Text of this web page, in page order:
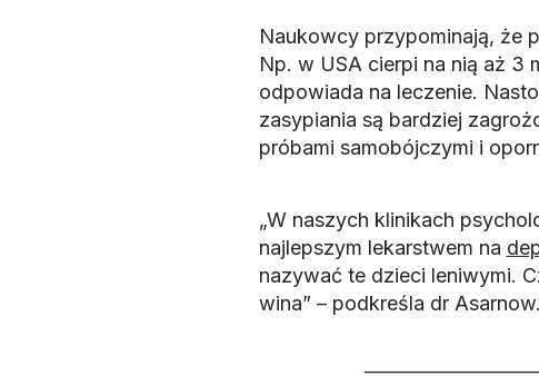
Naukowcy przypominają, że
Np. w USA cierpi na nią aż 3
odpowiada na leczenie.
zasypiania są bardziej
próbami samobójczymi i
„W naszych klinikach
najlepszym lekarstwem na
nazywać te dzieci leniwymi.
wina” – podkreśla dr